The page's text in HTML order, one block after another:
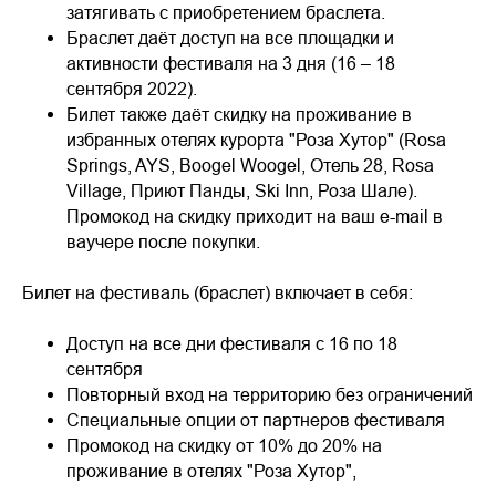
затягивать с приобретением браслета.
Браслет даёт доступ на все площадки и
активности фестиваля на 3 дня (16 – 18
сентября 2022).
Билет также даёт скидку на проживание в
избранных отелях курорта "Роза Хутор" (Rosa
Springs, AYS, Boogel Woogel, Отель 28, Rosa
Village, Приют Панды, Ski Inn, Роза Шале).
Промокод на скидку приходит на ваш e-mail в
ваучере после покупки.
Билет на фестиваль (браслет) включает в себя:
Доступ на все дни фестиваля c 16 по 18
сентября
Повторный вход на территорию без ограничений
Специальные опции от партнеров фестиваля
Промокод на скидку от 10% до 20% на
проживание в отелях "Роза Хутор",